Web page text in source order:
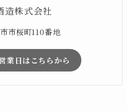
造株式会社
市桜町110番地
業日はこちらから